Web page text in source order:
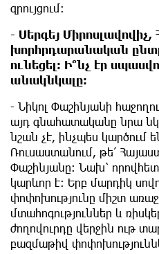
զրույցում:
- Սերգեյ
խորհրդարանական
ունեցել: Ի՞նչ էր
անակնկալը:
- Նիկոլ Փաշինյանի
այդ գնահատականը նրա
նշան չէ, ինչպես կարծում
Ռուսաստանում, թե՛
Փաշինյանը: Նախ՝
կարևոր է: Երբ մարդիկ
փոփոխությունը միշտ
մտահոգություններ և
ժողովուրդը վերջին ութ
բազմաթիվ